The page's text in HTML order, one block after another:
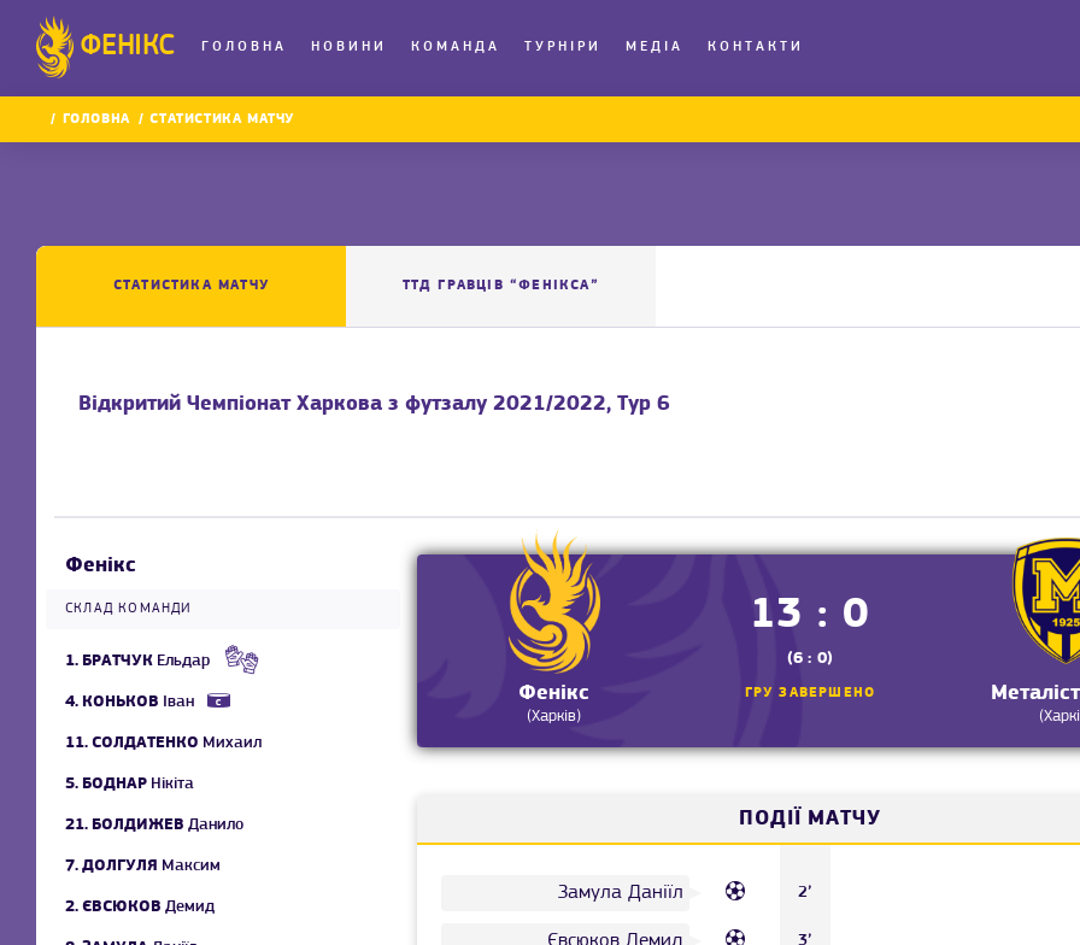
ФЕНІКС ГОЛОВНА НОВИНИ КОМАНДА ТУРНІРИ МЕДІА КОНТАКТИ
ГОЛОВНА СТАТИСТИКА МАТЧУ
СТАТИСТИКА МАТЧУ ТТД ГРАВЦІВ “ФЕНІКСА”
Відкритий Чемпіонат Харкова з футзалу 2021/2022, Тур 6
Фенікс
(Харків)
13 : 0
(6 : 0)
ГРУ ЗАВЕРШЕНО
ПОДІЇ МАТЧУ
Замула Даніїл 2’
Євсюков Демид 3’
Фенікс
СКЛАД КОМАНДИ
1. БРАТЧУК Ельдар
4. КОНЬКОВ Іван
11. СОЛДАТЕНКО Михаил
5. БОДНАР Нікіта
21. БОЛДИЖЕВ Данило
7. ДОЛГУЛЯ Максим
2. ЄВСЮКОВ Демид